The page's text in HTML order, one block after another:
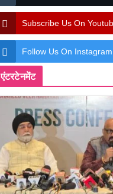
Subscribe Us On
Follow Us On Instagram
एंटरटेनमेंट